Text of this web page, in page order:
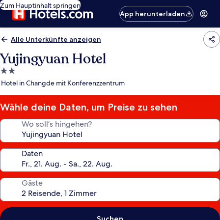
Zum Hauptinhalt springen
App herunterladen
Alle Unterkünfte anzeigen
Yujingyuan Hotel
2.0-
Sterne-
Hotel in Changde mit Konferenzzentrum
Wähle deine Daten, um Preise zu sehen
Wo soll’s hingehen?
Daten
Gäste